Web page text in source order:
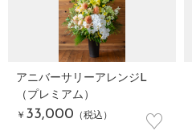
アニバーサリーアレンジL
（プレミアム）
￥ 33,000 （税込） ♡